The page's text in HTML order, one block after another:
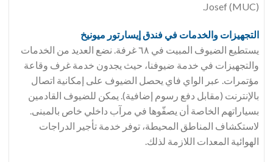
Josef (MUC).
التجهيزات والخدمات في فندق إيسارتور ميونيخ
يستطيع الضيوف المبيت في ٦٨ غرفة. نضع العديد من الخدمات
والتجهيزات في خدمة ضيوفنا، حيث يجدون خدمة غرف وقاعة
مؤتمرات. عبر الواي فاي يحصل الضيوف على إمكانية اتصال
بالإنترنت (مقابل دفع رسوم إضافية). يمكن للضيوف القادمين
بسياراتهم الخاصة أن يصفّوها في مرآب داخلي خاص بالمبنى.
لاستكشاف المناطق المحيطة، توفر خدمة تأجير الدراجات
الهوائية المعدات اللازمة لذلك.